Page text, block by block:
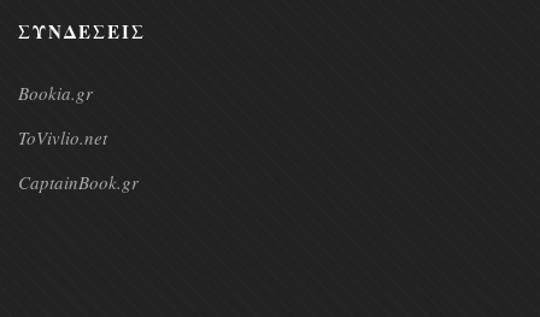
ΣΥΝΔΕΣΕΙΣ
Bookia.gr
ToVivlio.net
CaptainBook.gr